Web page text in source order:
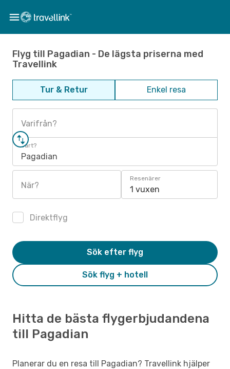
Flyg till Pagadian - De lägsta priserna med
Travellink
Tur & Retur Enkel resa
Varifrån?
Vart?
Pagadian
När?
Resenärer
1 vuxen
Direktflyg
Sök flyg + hotell
Sök efter flyg
Hitta de bästa flygerbjudandena
till Pagadian
Planerar du en resa till Pagadian? Travellink hjälper